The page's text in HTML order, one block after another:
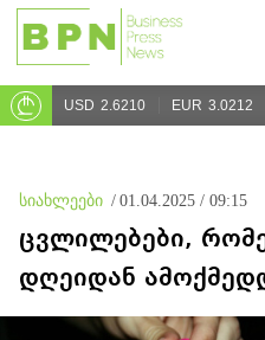
USD 2.6210 EUR 3.0212
სიახლეები / 01.04.2025 / 09:15
ცვლილებები,
დღეიდან